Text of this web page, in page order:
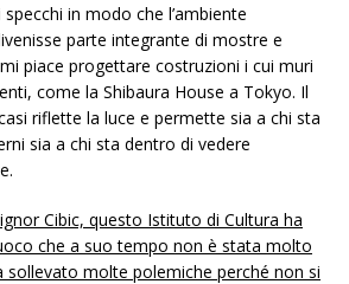
in modo che l’ambiente
parte integrante di mostre e
piace progettare costruzioni i cui muri
come la Shibaura House a Tokyo. Il
riflette la luce e permette sia a chi sta
sia a chi sta dentro di vedere
Cibic, questo Istituto di Cultura ha
che a suo tempo non è stata molto
sollevato molte polemiche perché non si